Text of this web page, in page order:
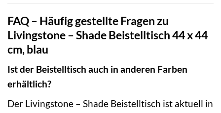
FAQ – Häufig gestellte Fragen zu
Livingstone – Shade Beistelltisch 44 x 44
cm, blau
Ist der Beistelltisch auch in anderen Farben
erhältlich?
Der Livingstone – Shade Beistelltisch ist aktuell in